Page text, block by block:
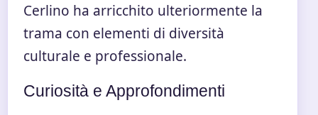
Cerlino ha arricchito ulteriormente la
trama con elementi di diversità
culturale e professionale.
Curiosità e Approfondimenti